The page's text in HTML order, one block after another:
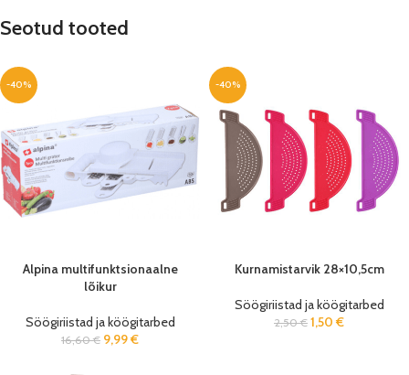
Seotud tooted
-40%
Alpina multifunktsionaalne
lõikur
Söögiriistad ja köögitarbed
16,60€ 9,99€
-40%
Kurnamistarvik 28×10,5cm
Söögiriistad ja köögitarbed
2,50€ 1,50 €